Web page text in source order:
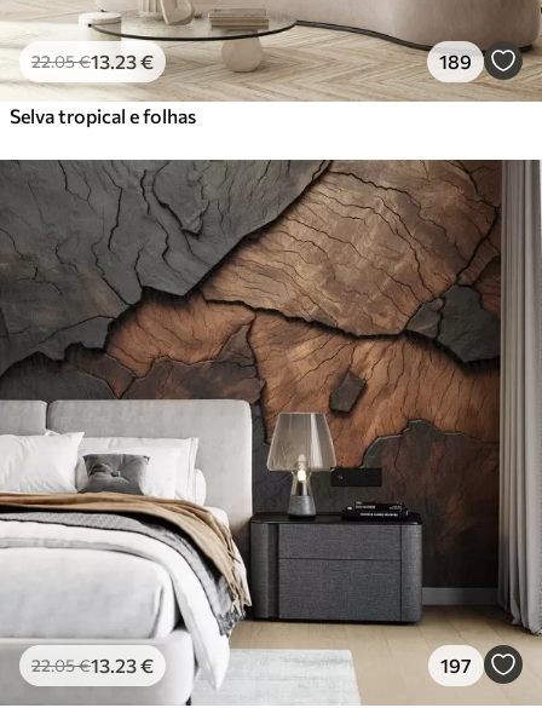
22.05€13 .23€ 189
Selva tropical e folhas
22.05€13 .23€ 197